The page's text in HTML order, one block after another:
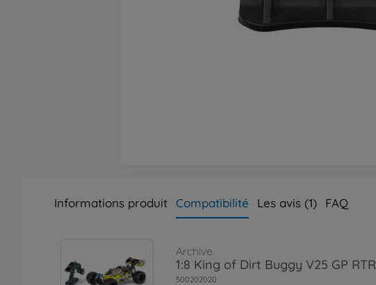
Informations produit Compatibilité Les avis (1) FAQ
Archive
1:8 King of Dirt Buggy V25 GP RTR
500202020